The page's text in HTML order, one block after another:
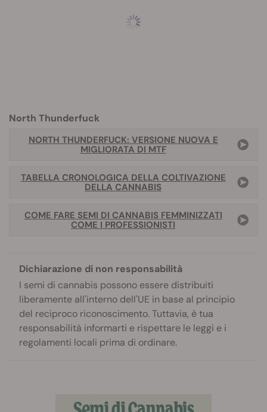
North Thunderfuck
NORTH THUNDERFUCK: VERSIONE NUOVA E
MIGLIORATA DI MTF
TABELLA CRONOLOGICA DELLA COLTIVAZIONE
DELLA CANNABIS
COME FARE SEMI DI CANNABIS FEMMINIZZATI
COME I PROFESSIONISTI
Dichiarazione di non responsabilità
I semi di cannabis possono essere distribuiti
liberamente all'interno dell'UE in base al principio
del reciproco riconoscimento. Tuttavia, è tua
responsabilità informarti e rispettare le leggi e i
regolamenti locali prima di ordinare.